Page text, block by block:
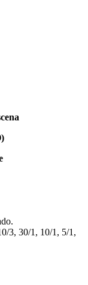
3, 30/1, 10/1, 5/1,